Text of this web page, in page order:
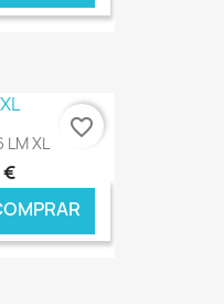
€ ONLINE
XL
€
favorite_border